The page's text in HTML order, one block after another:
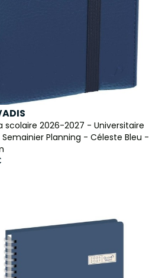
scolaire 2026-2027 - Universitaire
Planning - Céleste Bleu -